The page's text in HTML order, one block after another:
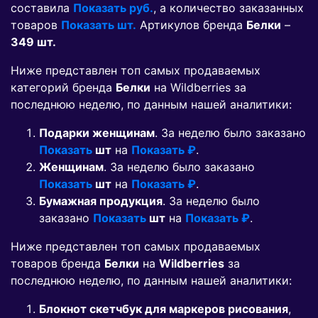
составила Показать руб., а количество заказанных
товаров Показать шт. Артикулов бренда Белки –
349 шт.
Ниже представлен топ самых продаваемых
категорий бренда Белки на Wildberries за
последнюю неделю, по данным нашей аналитики:
Подарки женщинам. За неделю было заказано
Показать шт на Показать ₽.
Женщинам. За неделю было заказано
Показать шт на Показать ₽.
Бумажная продукция. За неделю было
заказано Показать шт на Показать ₽.
Ниже представлен топ самых продаваемых
товаров бренда Белки на Wildberries за
последнюю неделю, по данным нашей аналитики:
Блокнот скетчбук для маркеров рисования,